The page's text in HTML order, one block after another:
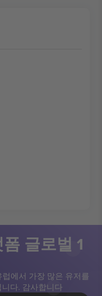
글로벌 1
에서 가장 많은 유저를
다. 감사합니다